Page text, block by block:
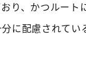
り、かつルート
に配慮されてい